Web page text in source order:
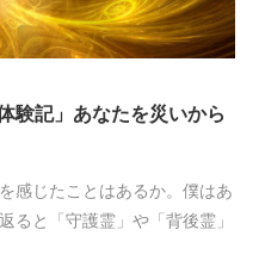
験記」あなたを災いから
感じたことはあるか。僕はあ
ると「守護霊」や「背後霊」